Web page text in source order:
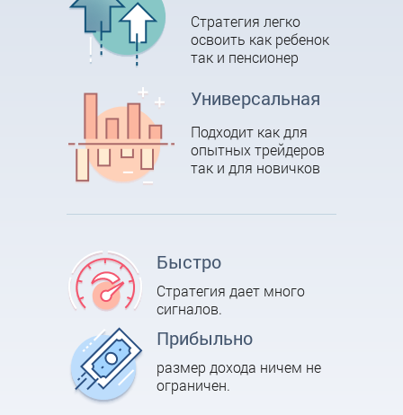
Стратегия легко
освоить как ребенок
так и пенсионер
Универсальная
Подходит как для
опытных трейдеров
так и для новичков
Быстро
Стратегия дает много
сигналов.
Прибыльно
размер дохода ничем не
ограничен.